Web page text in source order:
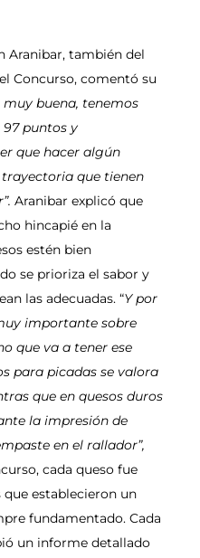
Aranibar, también del
Concurso, comentó su
muy buena, tenemos
puntos y
que hacer algún
que tienen
Aranibar explicó que
hincapié en la
estén bien
se prioriza el sabor y
las adecuadas. “Y por
importante sobre
que va a tener ese
para picadas se valora
que en quesos duros
la impresión de
en el rallador”,
cada queso fue
establecieron un
fundamentado. Cada
un informe detallado